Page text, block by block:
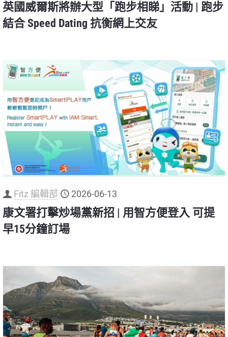
英國威爾斯將辦大型「跑步相睇」活動 | 跑步
結合 Speed Dating 抗衡網上交友
Fitz 編輯部 2026-06-13
康文署打擊炒場黨新招 | 用智方便登入 可提
早15分鐘訂場